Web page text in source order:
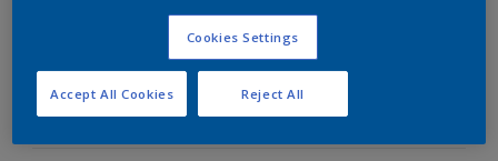
Padukan warna-warna yang mencolok untuk
menciptakan tampilan yang berani.
Cookies Settings
Reject All
Accept All Cookies